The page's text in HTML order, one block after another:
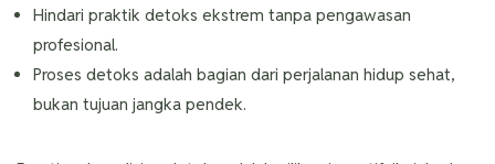
Hindari praktik detoks ekstrem tanpa pengawasan
profesional.
Proses detoks adalah bagian dari perjalanan hidup sehat,
bukan tujuan jangka pendek.